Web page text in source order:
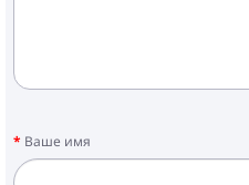
Ваше имя